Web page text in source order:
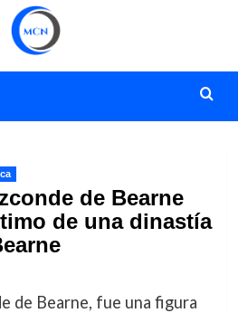
de Bearne
de una dinastía
de Bearne, fue una figura